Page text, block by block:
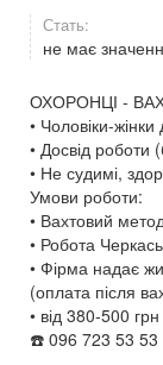
Стать:
не має
ОХОРОНЦІ -
• Чоловіки-жінки
• Досвід роботи
• Не судимі,
Умови роботи:
• Вахтовий
• Робота
• Фірма надає
(оплата після
• від 380-500
☎️ 096 723 53 53